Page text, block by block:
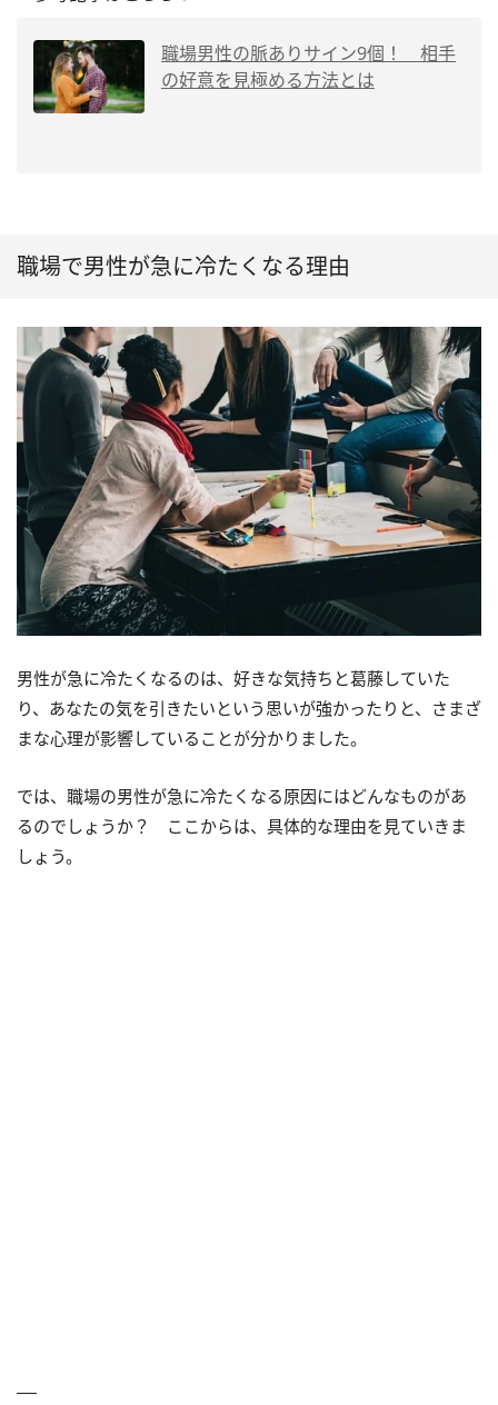
職場男性の脈ありサイン9個！ 相手
の好意を見極める方法とは
職場で男性が急に冷たくなる理由
男性が急に冷たくなるのは、好きな気持ちと葛藤していた
り、あなたの気を引きたいという思いが強かったりと、さまざ
まな心理が影響していることが分かりました。
では、職場の男性が急に冷たくなる原因にはどんなものがあ
るのでしょうか？ ここからは、具体的な理由を見ていきま
しょう。